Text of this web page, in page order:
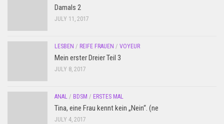
Damals 2
JULY 11, 2017
LESBEN / REIFE FRAUEN / VOYEUR
Mein erster Dreier Teil 3
JULY 8, 2017
ANAL / BDSM / ERSTES MAL
Tina, eine Frau kennt kein „Nein“. (ne
JULY 4, 2017